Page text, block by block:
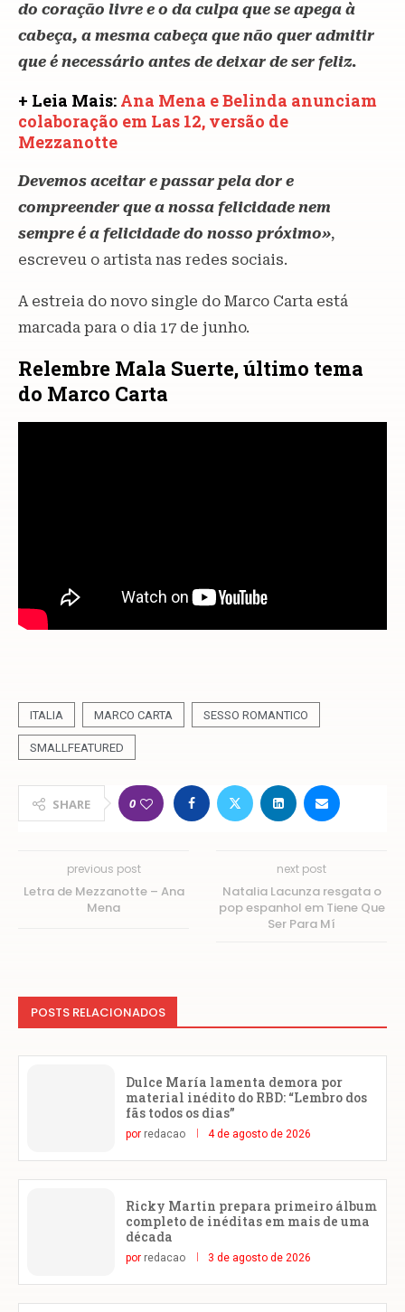
do coração livre e o da culpa que se apega à
cabeça, a mesma cabeça que não quer admitir
que é necessário antes de deixar de ser feliz.
+ Leia Mais: Ana Mena e Belinda anunciam
colaboração em Las 12, versão de
Mezzanotte
Devemos aceitar e passar pela dor e
compreender que a nossa felicidade nem
sempre é a felicidade do nosso próximo»,
escreveu o artista nas redes sociais.
A estreia do novo single do Marco Carta está
marcada para o dia 17 de junho.
Relembre Mala Suerte, último tema
do Marco Carta
ITALIA MARCO CARTA SESSO ROMANTICO
SMALLFEATURED
SHARE 0
previous post
Letra de Mezzanotte – Ana
Mena
next post
Natalia Lacunza resgata o
pop espanhol em Tiene Que
Ser Para Mí
POSTS RELACIONADOS
Dulce María lamenta demora por
material inédito do RBD: “Lembro dos
fãs todos os dias”
por redacao 4 de agosto de 2026
Ricky Martin prepara primeiro álbum
completo de inéditas em mais de uma
década
por redacao 3 de agosto de 2026